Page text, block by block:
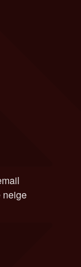
neige